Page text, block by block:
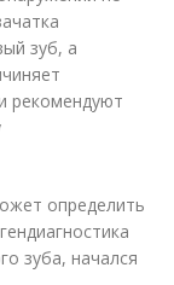
зуб, а
рекомендуют
определить
зуба, начался